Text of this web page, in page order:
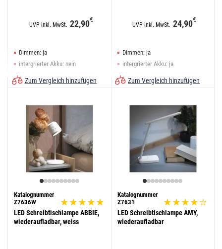
UVP inkl. MwSt. 22,90€
Dimmen: ja
intergrierter Akku: nein
Zum Vergleich hinzufügen
UVP inkl. MwSt. 24,90€
Dimmen: ja
intergrierter Akku: ja
Zum Vergleich hinzufügen
Katalognummer
Z7636W
LED Schreibtischlampe ABBIE,
wiederaufladbar, weiss
Katalognummer
Z7631
LED Schreibtischlampe AMY,
wiederaufladbar